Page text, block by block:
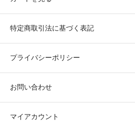
特定商取引法に基づく表記
プライバシーポリシー
お問い合わせ
マイアカウント